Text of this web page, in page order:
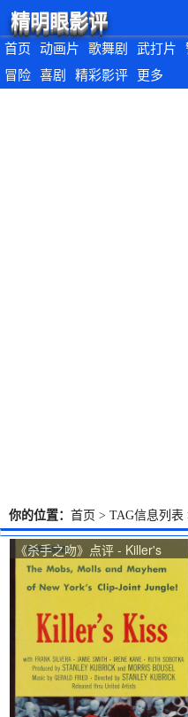
首页 动画片 歌舞剧 武打片
冒险
喜剧 精彩影评 更多
精明眼影评
你的位置： 首页 > TAG信息列表
《杀手之吻》点评 - Killer's
Kiss网友评价